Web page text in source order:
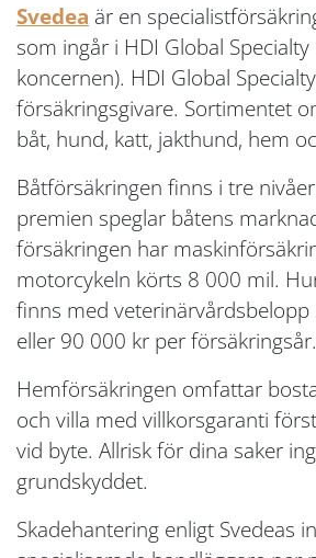
Svedea är en
som ingår i HDI Global Specialty
koncernen). HDI Global
försäkringsgivare. Sortimentet
båt, hund, katt, jakthund, hem
Båtförsäkringen finns i tre nivåer
premien speglar båtens
försäkringen har
motorcykeln körts 8 000 mil.
finns med
eller 90 000 kr per försäkringsår.
Hemförsäkringen omfattar
och villa med villkorsgaranti
vid byte. Allrisk för dina saker
grundskyddet.
Skadehantering enligt Svedeas